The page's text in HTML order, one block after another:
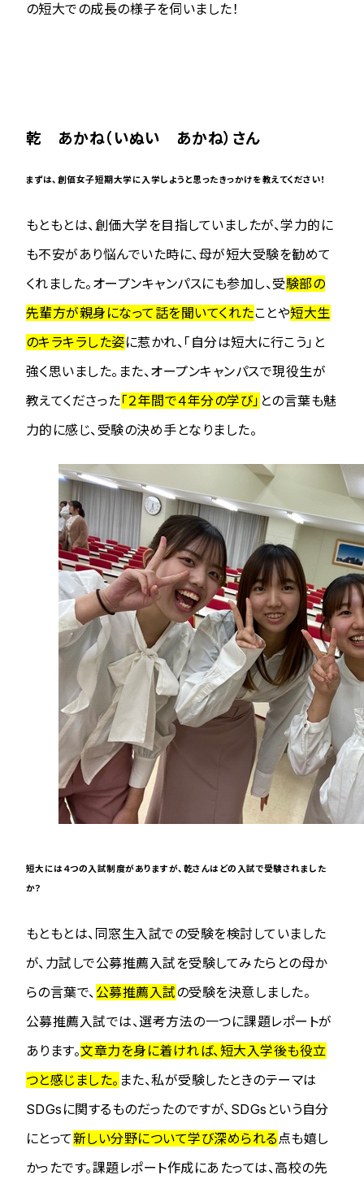
の短大での成長の様子を伺いました！
乾 あかね（いぬい あかね）さん
まずは、創価女子短期大学に入学しようと思ったきっかけを教えてください！
もともとは、創価大学を目指していましたが、学力的に
も不安があり悩んでいた時に、母が短大受験を勧めて
くれました。オープンキャンパスにも参加し、受験部の
先輩方が親身になって話を聞いてくれたことや短大生
のキラキラした姿に惹かれ、「自分は短大に行こう」と
強く思いました。また、オープンキャンパスで現役生が
教えてくださった「２年間で４年分の学び」 との言葉も魅
力的に感じ、受験の決め手となりました。
短大には４つの入試制度がありますが、乾さんはどの入試で受験されました
か？
もともとは、同窓生入試での受験を検討していました
が、力試しで公募推薦入試を受験してみたらとの母か
らの言葉で、 公募推薦入試の受験を決意しました。
公募推薦入試では、選考方法の一つに課題レポートが
あります。文章力を身に着ければ、短大入学後も役立
つと感じました。 また、私が受験したときのテーマは
SDGsに関するものだったのですが、SDGsという自分
にとって新しい分野について学び深められる点も嬉し
かったです。課題レポート作成にあたっては、高校の先